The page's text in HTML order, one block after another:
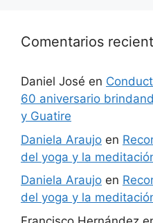
Comentarios
Daniel José en
60 aniversario
y Guatire
Daniela Araujo en
del yoga y la
Daniela Araujo en
del yoga y la